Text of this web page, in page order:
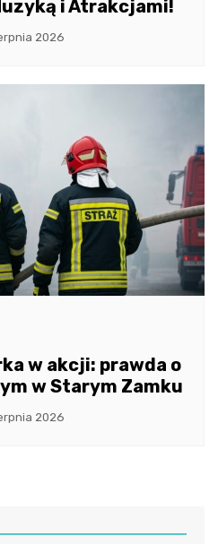
i Atrakcjami!
2026
w akcji: prawda o
w Starym Zamku
2026